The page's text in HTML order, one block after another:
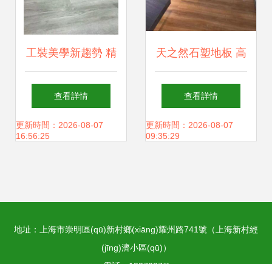
工裝美學新趨勢 精
裝房與辦公場所為
何鐘情石塑地板？
查看詳情
更新時間：2026-08-07
16:56:25
天之然石塑地板 高
清細節(jié)全解
析，品味質(zhì)感
查看詳情
更新時間：2026-08-07
09:35:29
地址：上海市崇明區(qū)新村鄉(xiāng)耀州路741號（上海新村經
(jīng)濟小區(qū)）